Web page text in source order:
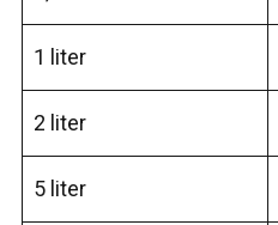
1 liter
2 liter
5 liter